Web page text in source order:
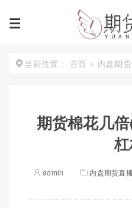
当前位置： 首页 > 内盘期
期货棉花几
admin 内盘期货直